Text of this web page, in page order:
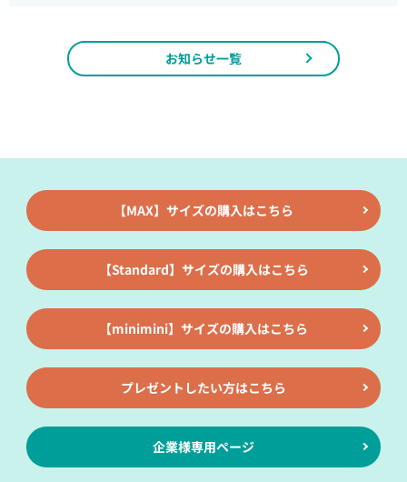
お知らせ一覧
【MAX】サイズの購入はこちら
【Standard】サイズの購入はこちら
【minimini】サイズの購入はこちら
プレゼントしたい方はこちら
企業様専用ページ